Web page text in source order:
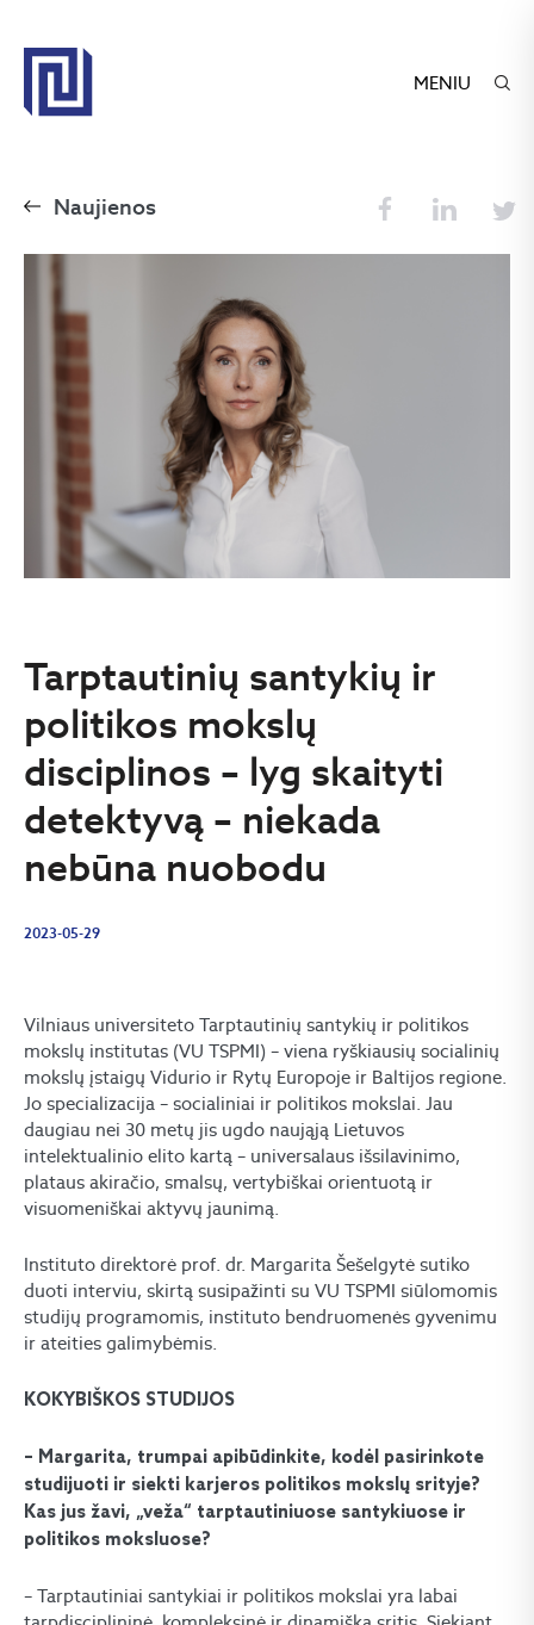
MENIU
Naujienos
Tarptautinių santykių ir
politikos mokslų
disciplinos – lyg skaityti
detektyvą – niekada
nebūna nuobodu
2023-05-29
Vilniaus universiteto Tarptautinių santykių ir politikos
mokslų institutas (VU TSPMI) – viena ryškiausių socialinių
mokslų įstaigų Vidurio ir Rytų Europoje ir Baltijos regione.
Jo specializacija – socialiniai ir politikos mokslai. Jau
daugiau nei 30 metų jis ugdo naująją Lietuvos
intelektualinio elito kartą – universalaus išsilavinimo,
plataus akiračio, smalsų, vertybiškai orientuotą ir
visuomeniškai aktyvų jaunimą.
Instituto direktorė prof. dr. Margarita Šešelgytė sutiko
duoti interviu, skirtą susipažinti su VU TSPMI siūlomomis
studijų programomis, instituto bendruomenės gyvenimu
ir ateities galimybėmis.
KOKYBIŠKOS STUDIJOS
– Margarita, trumpai apibūdinkite, kodėl pasirinkote
studijuoti ir siekti karjeros politikos mokslų srityje?
Kas jus žavi, „veža“ tarptautiniuose santykiuose ir
politikos moksluose?
– Tarptautiniai santykiai ir politikos mokslai yra labai